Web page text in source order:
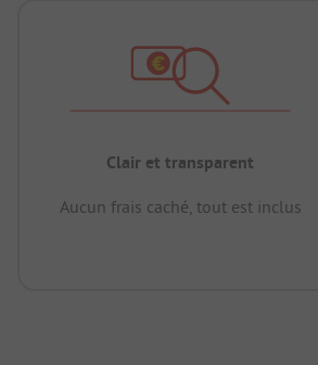
Clair et transparent
Aucun frais caché, tout est inclus